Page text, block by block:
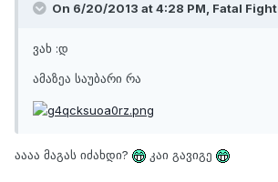
On 6/20/2013 at 4:28 PM, Fatal
ვახ :დ
ამაზეა საუბარი რა
აააა მაგას იძახდი? კაი გავიგე